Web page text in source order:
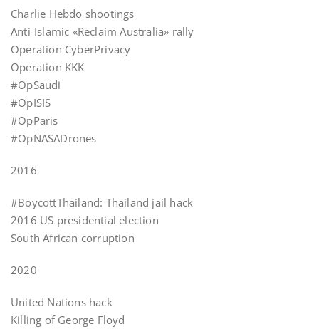
Charlie Hebdo shootings
Anti-Islamic «Reclaim Australia» rally
Operation CyberPrivacy
Operation KKK
#OpSaudi
#OpISIS
#OpParis
#OpNASADrones
2016
#BoycottThailand: Thailand jail hack
2016 US presidential election
South African corruption
2020
United Nations hack
Killing of George Floyd